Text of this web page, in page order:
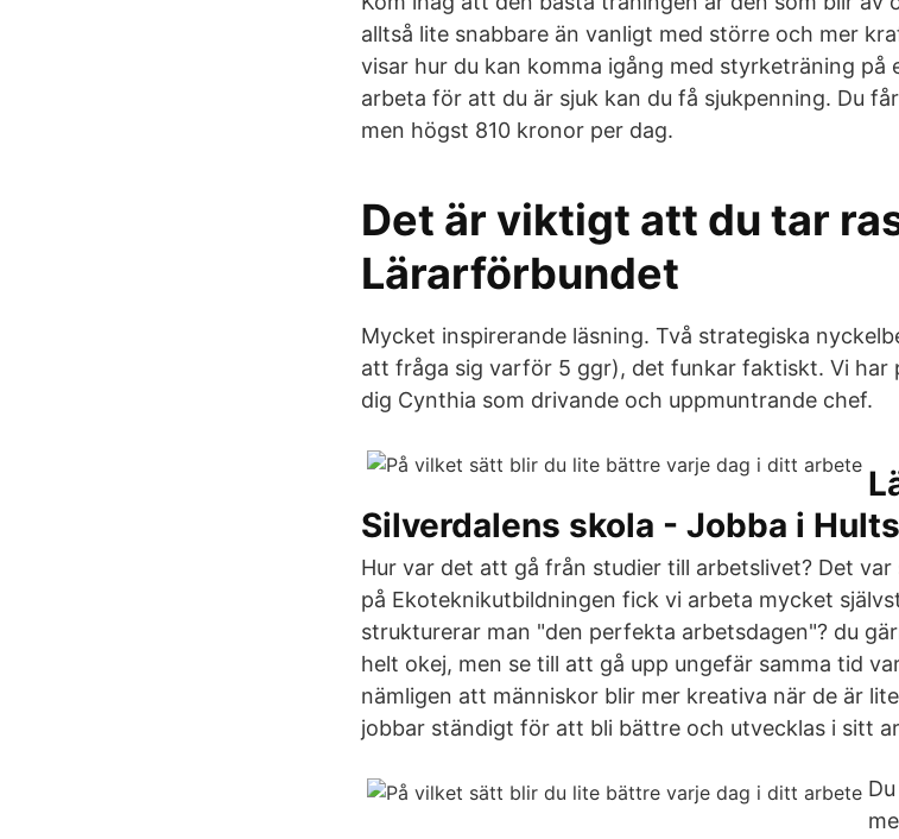
alltså lite snabbare än vanligt med större och mer
visar hur du kan komma igång med styrketräning på
arbeta för att du är sjuk kan du få sjukpenning. Du
men högst 810 kronor per dag.
Det är viktigt att du tar
Lärarförbundet
Mycket inspirerande läsning. Två strategiska
att fråga sig varför 5 ggr), det funkar faktiskt. Vi har
dig Cynthia som drivande och uppmuntrande chef.
Silverdalens skola - Jobba i
Hur var det att gå från studier till arbetslivet? Det
på Ekoteknikutbildningen fick vi arbeta mycket
strukturerar man "den perfekta arbetsdagen"? du
helt okej, men se till att gå upp ungefär samma tid
nämligen att människor blir mer kreativa när de är
jobbar ständigt för att bli bättre och utvecklas i sitt